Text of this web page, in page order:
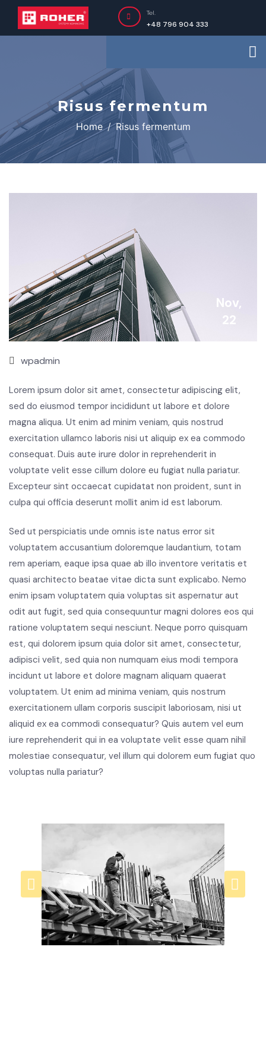
+48 796 904 333
Tel.
Risus fermentum
Home Risus fermentum
Nov,
22
wpadmin
Lorem ipsum dolor sit amet, consectetur adipiscing elit,
sed do eiusmod tempor incididunt ut labore et dolore
magna aliqua. Ut enim ad minim veniam, quis nostrud
exercitation ullamco laboris nisi ut aliquip ex ea commodo
consequat. Duis aute irure dolor in reprehenderit in
voluptate velit esse cillum dolore eu fugiat nulla pariatur.
Excepteur sint occaecat cupidatat non proident, sunt in
culpa qui officia deserunt mollit anim id est laborum.
Sed ut perspiciatis unde omnis iste natus error sit
voluptatem accusantium doloremque laudantium, totam
rem aperiam, eaque ipsa quae ab illo inventore veritatis et
quasi architecto beatae vitae dicta sunt explicabo. Nemo
enim ipsam voluptatem quia voluptas sit aspernatur aut
odit aut fugit, sed quia consequuntur magni dolores eos qui
ratione voluptatem sequi nesciunt. Neque porro quisquam
est, qui dolorem ipsum quia dolor sit amet, consectetur,
adipisci velit, sed quia non numquam eius modi tempora
incidunt ut labore et dolore magnam aliquam quaerat
voluptatem. Ut enim ad minima veniam, quis nostrum
exercitationem ullam corporis suscipit laboriosam, nisi ut
aliquid ex ea commodi consequatur? Quis autem vel eum
iure reprehenderit qui in ea voluptate velit esse quam nihil
molestiae consequatur, vel illum qui dolorem eum fugiat quo
voluptas nulla pariatur?